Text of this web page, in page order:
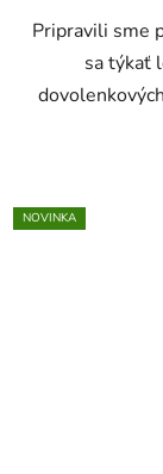
Pripravili sme
sa týkať
NOVINKA